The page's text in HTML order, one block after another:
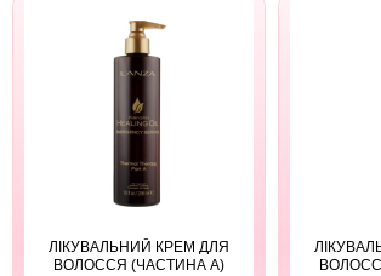
ЛІКУВАЛЬНИЙ КРЕМ ДЛЯ
ВОЛОССЯ (ЧАСТИНА А)